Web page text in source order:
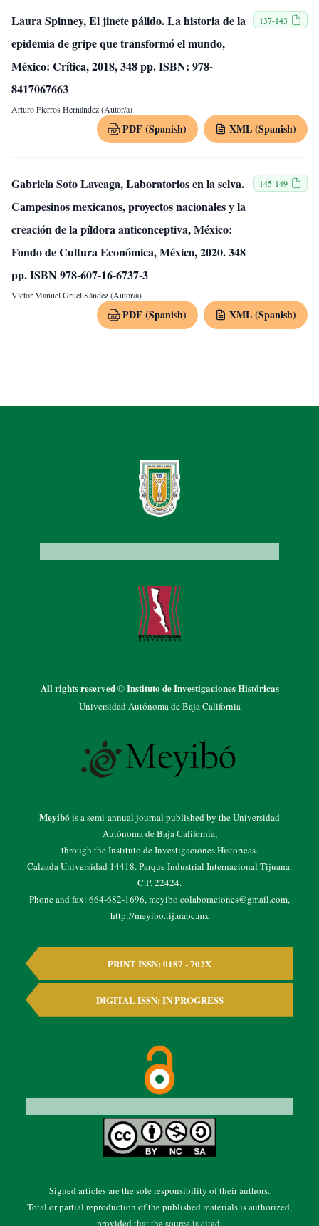
Laura Spinney, El jinete pálido. La historia de la
epidemia de gripe que transformó el mundo,
México: Crítica, 2018, 348 pp. ISBN: 978-
8417067663
137-143
Arturo Fierros Hernández (Autor/a)
PDF (Spanish) XML (Spanish)
Gabriela Soto Laveaga, Laboratorios en la selva.
Campesinos mexicanos, proyectos nacionales y la
creación de la píldora anticonceptiva, México:
Fondo de Cultura Económica, México, 2020. 348
pp. ISBN 978-607-16-6737-3
145-149
Víctor Manuel Gruel Sández (Autor/a)
PDF (Spanish) XML (Spanish)
PRINT ISSN: 0187 - 702X
DIGITAL ISSN: IN PROGRESS
All rights reserved © Instituto de Investigaciones Históricas
Universidad Autónoma de Baja California
Meyibóis a semi-annual journal published by the Universidad
Autónoma de Baja California,
through the Instituto de Investigaciones Históricas.
Calzada Universidad 14418. Parque Industrial Internacional Tijuana.
C.P. 22424.
Phone and fax: 664-682-1696, meyibo.colaboraciones@gmail.com,
http://meyibo.tij.uabc.mx
Signed articles are the sole responsibility of their authors.
Total or partial reproduction of the published materials is authorized,
provided that the source is cited.